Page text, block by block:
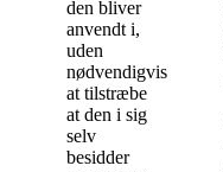
den bliver
anvendt i,
uden
nødvendigvis
at tilstræbe
at den i sig
selv
besidder